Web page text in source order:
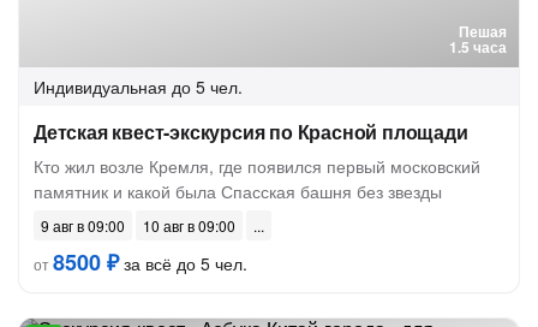
Пешая
1.5 часа
Индивидуальная до 5 чел.
Детская квест-экскурсия по Красной площади
Кто жил возле Кремля, где появился первый московский
памятник и какой была Спасская башня без звезды
9 авг в 09:00
10 авг в 09:00
от8500 ₽за всё до 5 чел.